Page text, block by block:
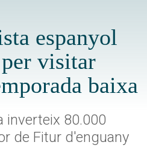
espanyol
visitar
baixa
inverteix 80.000
de Fitur d'enguany